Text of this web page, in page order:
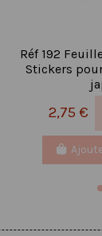
Réf 192
Stickers
2,75 €